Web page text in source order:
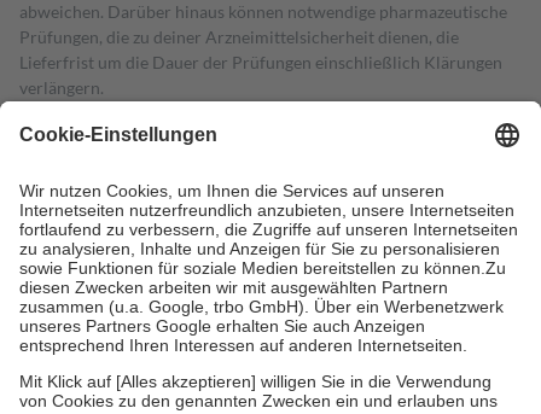
abweichen. Darüber hinaus können notwendige pharmazeutische
Prüfungen, die zu deiner Arzneimittelsicherheit dienen, die
Lieferfrist um die Dauer der Prüfungen einschließlich Klärungen
verlängern.
4Für verschreibungspflichtige Medikamente stellt der Arzt ein
gesetzliche Krankenversicherung übernimmt in der Regel die
Kosten dafür, der Versicherte trägt einen Teil davon als Zuzahlung
mit.
Grundsätzlich leisten Mitglieder Zuzahlungen in Höhe von zehn
Prozent des Abgabepreises,mindestensjedochfünf Euro
höchstens zehn Euro.Es sind jedoch nie mehr als die tatsächlichen
Kosten der Leistung zu entrichten.
Diese Regeln gelten grundsätzlich auch für Online-Apotheken.
Bei Heilmitteln und häuslicher Krankenpflege beträgt die